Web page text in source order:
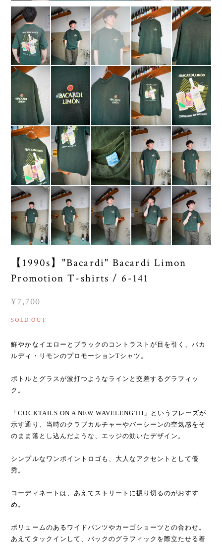
【1990s】"Bacardi" Bacardi Limon
Promotion T-shirts / 6-141
¥7,700
SOLD OUT
鮮やかなイエローとブラックのコントラストが目を引く、バカ
ルディ・リモンのプロモーションTシャツ。
ボトルとグラスが波打つようなラインと交差するグラフィッ
ク。
「COCKTAILS ON A NEW WAVELENGTH」というフレーズが
示す通り、当時のクラブカルチャーやバーシーンの空気感をそ
のまま落とし込んだような、エッジの効いたデザイン。
シンプルなワンポイントロゴも、大人なアクセントとして優
秀。
コーディネートは、あえてストリートに振り切るのがおすす
め。
ボリュームのあるワイドパンツやカーゴショーツとの合わせ。
あえてタックインして、バックのグラフィックを際立たせる着